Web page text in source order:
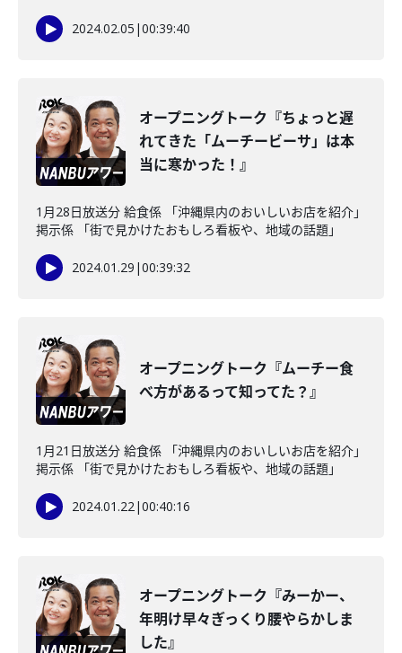
2024.02.05 |00:39:40
オープニングトーク『ちょっと遅
れてきた「ムーチービーサ」は本
当に寒かった！』
1月28日放送分 給食係 「沖縄県内のおいしいお店を紹介」
掲示係 「街で見かけたおもしろ看板や、地域の話題」
2024.01.29 |00:39:32
オープニングトーク『ムーチー食
べ方があるって知ってた？』
1月21日放送分 給食係 「沖縄県内のおいしいお店を紹介」
掲示係 「街で見かけたおもしろ看板や、地域の話題」
2024.01.22|00:40:16
オープニングトーク『みーかー、
年明け早々ぎっくり腰やらかしま
した』